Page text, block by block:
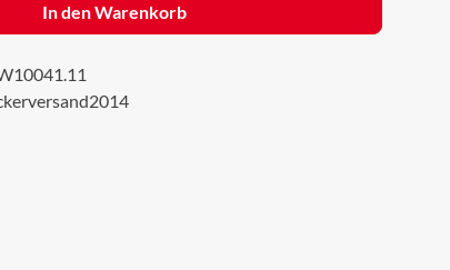
In den Warenkorb